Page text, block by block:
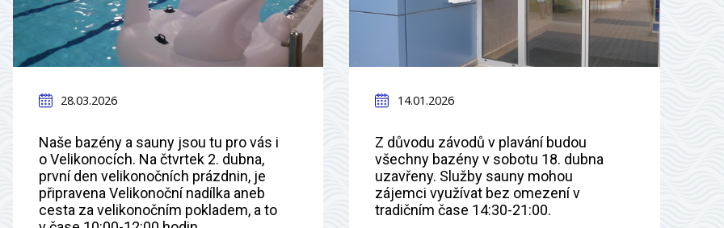
28.03.2026
Naše bazény a sauny jsou tu pro vás i
o Velikonocích. Na čtvrtek 2. dubna,
první den velikonočních prázdnin, je
připravena Velikonoční nadílka aneb
cesta za velikonočním pokladem, a to
14.01.2026
Z důvodu závodů v plavání budou
všechny bazény v sobotu 18. dubna
uzavřeny. Služby sauny mohou
zájemci využívat bez omezení v
tradičním čase 14:30-21:00.